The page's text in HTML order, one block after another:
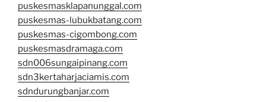
puskesmasklapanunggal.com
puskesmas-lubukbatang.com
puskesmas-cigombong.com
puskesmasdramaga.com
sdn006sungaipinang.com
sdn3kertaharjaciamis.com
sdndurungbanjar.com